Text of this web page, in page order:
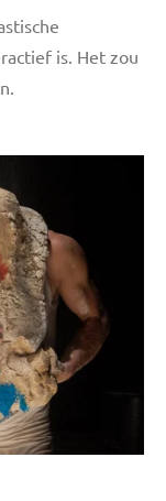
is. Het zou